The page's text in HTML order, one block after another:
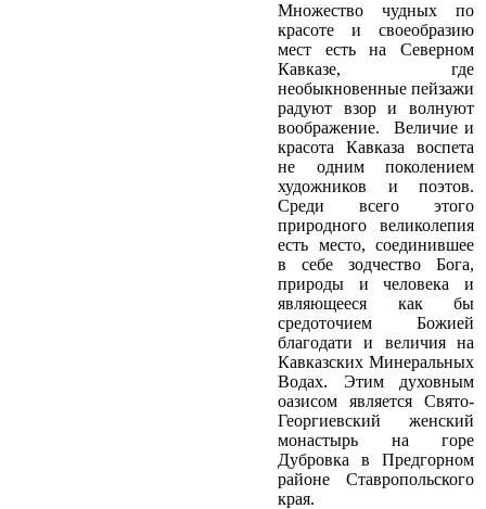
Множество чудных по
красоте и своеобразию
мест есть на Северном
Кавказе, где
необыкновенные пейзажи
радуют взор и волнуют
воображение. Величие и
красота Кавказа воспета
не одним поколением
художников и поэтов.
Среди всего этого
природного великолепия
есть место, соединившее
в себе зодчество Бога,
природы и человека и
являющееся как бы
средоточием Божией
благодати и величия на
Кавказских Минеральных
Водах. Этим духовным
оазисом является Свято-
Георгиевский женский
монастырь на горе
Дубровка в Предгорном
районе Ставропольского
края.